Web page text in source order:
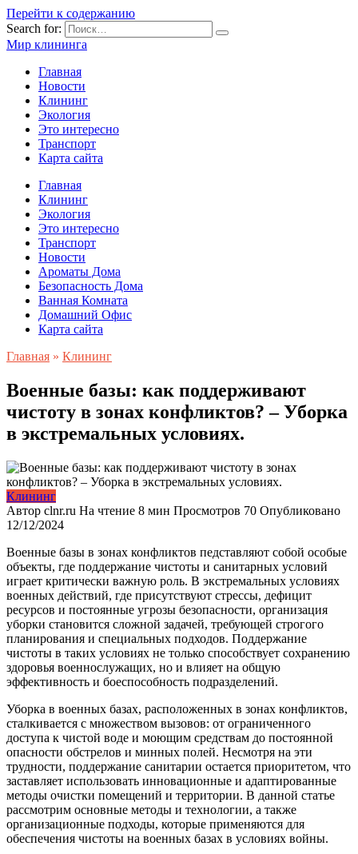
Перейти к содержанию
Search for:
Мир клининга
Главная
Новости
Клининг
Экология
Это интересно
Транспорт
Карта сайта
Главная
Клининг
Экология
Это интересно
Транспорт
Новости
Ароматы Дома
Безопасность Дома
Ванная Комната
Домашний Офис
Карта сайта
Главная » Клининг
Военные базы: как поддерживают
чистоту в зонах конфликтов? – Уборка
в экстремальных условиях.
Клининг
Автор clnr.ru На чтение 8 мин Просмотров 70 Опубликовано
12/12/2024
Военные базы в зонах конфликтов педставляют собой особые
объекты, где поддержание чистоты и санитарных условий
играет критически важную роль. В экстремальных условиях
военных действий, где присутствуют стрессы, дефицит
ресурсов и постоянные угрозы безопасности, организация
уборки становится сложной задачей, требующей строгого
планирования и специальных подходов. Поддержание
чистоты в таких условиях не только способствует сохранению
здоровья военнослужащих, но и влияет на общую
эффективность и боеспособность подразделений.
Уборка в военных базах, расположенных в зонах конфликтов,
сталкивается с множеством вызовов: от ограниченного
доступа к чистой воде и моющим средствам до постоянной
опасности обстрелов и минных полей. Несмотря на эти
трудности, поддержание санитарии остается приоритетом, что
заставляет использовать инновационные и адаптированные
методы очистки помещений и территории. В данной статье
рассмотрим основные методы и технологии, а также
организационные подходы, которые применяются для
обеспечения чистоты на военных базах в условиях войны.